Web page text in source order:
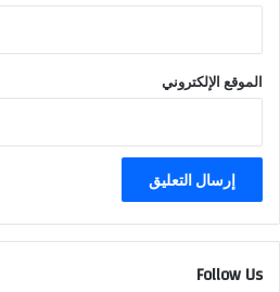
الموقع الإلكتروني
Follow Us